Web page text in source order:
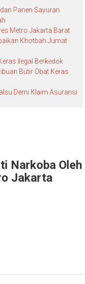
Panen Sayuran
Metro Jakarta Barat
Khotbah Jumat
Ilegal Berkedok
Butir Obat Keras
Demi Klaim Asuransi
Narkoba Oleh
Jakarta